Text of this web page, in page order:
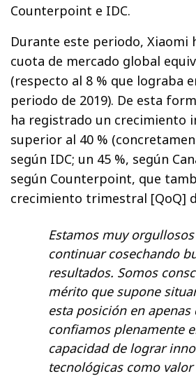
Counterpoint e IDC.
Durante este periodo, Xiaomi
cuota de mercado global
(respecto al 8 % que lograba
periodo de 2019). De esta
ha registrado un crecimiento
superior al 40 %
según IDC; un 45 %, según
según Counterpoint, que
crecimiento trimestral [QoQ]
Estamos muy
continuar cosechando
resultados. Somos
mérito que supone
esta posición en apenas
confiamos plenamente
capacidad de lograr
tecnológicas como valor